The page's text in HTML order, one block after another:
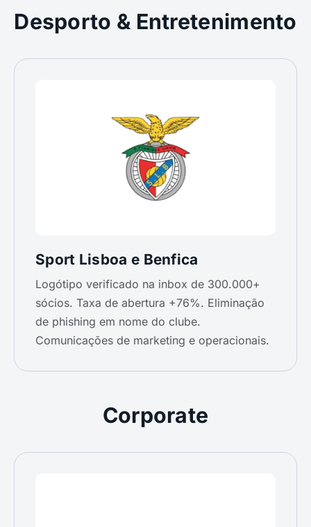
Desporto & Entretenimento
Sport Lisboa e Benfica
Logótipo verificado na inbox de 300.000+
sócios. Taxa de abertura +76%. Eliminação
de phishing em nome do clube.
Comunicações de marketing e operacionais.
Corporate